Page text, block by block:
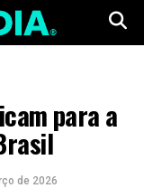
para a
de 2026